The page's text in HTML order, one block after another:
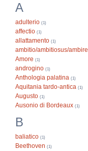
A
adulterio (1)
affectio (1)
allattamento (1)
ambitio/ambitiosus/ambire
Amore (1)
androgino (1)
Anthologia palatina (1)
Aquitania tardo-antica (1)
Augusto (1)
Ausonio di Bordeaux (1)
B
baliatico (1)
Beethoven (1)